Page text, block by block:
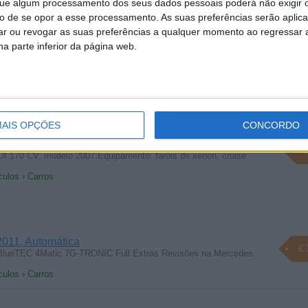
algum processamento dos seus dados pessoais poderá não exigir
de se opor a esse processamento. As suas preferências serão
ou revogar as suas preferências a qualquer momento ao regressar
parte inferior da página web.
OPÇÕES CONCORDO
› Carros
170 CV, modelo 2007.Equipamento: faróis de xénon, cruise
› Carros
Automática
€
4Matic 7G-TRONIC Full Extras Revisões na Mercedes
› Carros